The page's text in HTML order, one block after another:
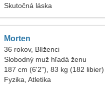
Skutočná láska
Morten
36 rokov, Blíženci
Slobodný muž hľadá ženu
187 cm (6'2"), 83 kg (182 libier)
Fyzika, Atletika